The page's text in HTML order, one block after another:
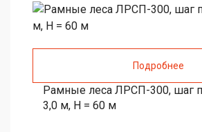
Подробнее
Рамные леса ЛРСП-300, шаг
3,0 м, H = 60 м